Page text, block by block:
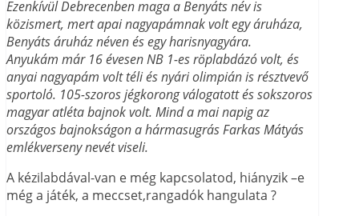
Ezenkívül Debrecenben maga a Benyáts név is
közismert, mert apai nagyapámnak volt egy áruháza,
Benyáts áruház néven és egy harisnyagyára.
Anyukám már 16 évesen NB 1-es röplabdázó volt, és
anyai nagyapám volt téli és nyári olimpián is résztvevő
sportoló. 105-szoros jégkorong válogatott és sokszoros
magyar atléta bajnok volt. Mind a mai napig az
országos bajnokságon a hármasugrás Farkas Mátyás
emlékverseny nevét viseli.
A kézilabdával-van e még kapcsolatod, hiányzik –e
még a játék, a meccset,rangadók hangulata ?